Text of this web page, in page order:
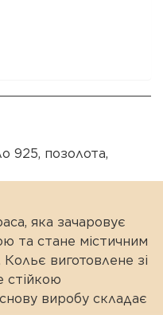
925, позолота,
яка зачаровує
та стане містичним
виготовлене зі
стійкою
виробу складає